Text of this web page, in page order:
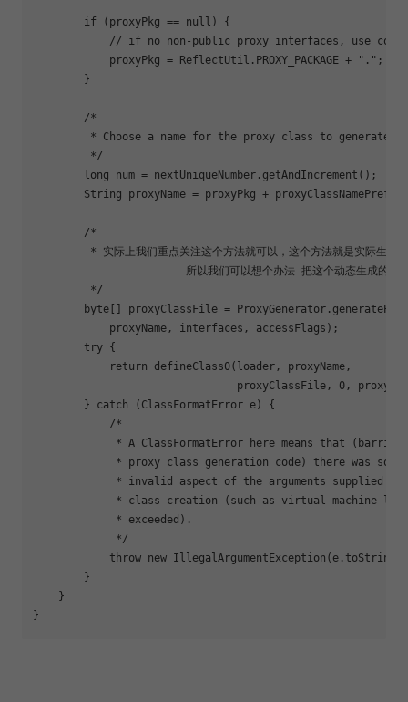
if (proxyPkg == null) {
            //
if no non-public proxy interfaces, use
            proxyPkg = ReflectUtil.PROXY_PACKAGE +
"." ;
        }
        /*
         * Choose a name
for the proxy class to generate.
         */
        long num = nextUniqueNumber.getAndIncrement();
String proxyName = proxyPkg + proxyClassNamePrefix
        /*
* 实际上我们重点关注这个方法就可以，这个方法就是实际生
         */
byte[] proxyClassFile =
            proxyName, interfaces, accessFlags);
        try {
return defineClass0(loader, proxyName,
proxyClassFile, 0,
        } catch (ClassFormatError e) {
            /*
* A ClassFormatError here means that
* proxy class generation code) there was some
* invalid aspect of the arguments supplied to
* class creation (such as virtual machine
             * exceeded).
             */
throw new
        }
    }
}